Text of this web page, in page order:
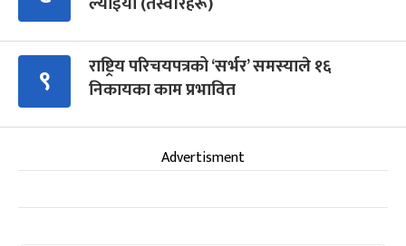
९
राष्ट्रिय परिचयपत्रको ‘सर्भर’ समस्याले १६
निकायका काम प्रभावित
Advertisment